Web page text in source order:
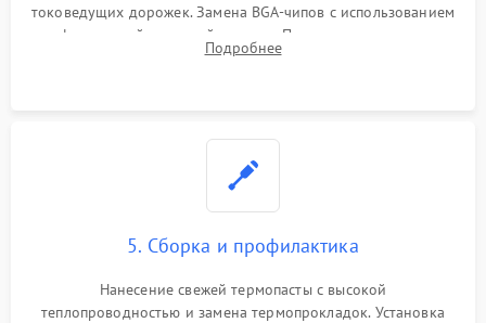
токоведущих дорожек. Замена BGA-чипов с использованием
инфракрасной паяльной станции. Прошивка микросхемы
BIOS или замена поврежденных портов USB
Подробнее
5. Сборка и профилактика
Нанесение свежей термопасты с высокой
теплопроводностью и замена термопрокладок. Установка